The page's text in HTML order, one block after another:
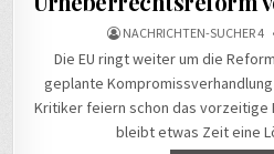
NACHRICHTEN-SUCHER 4
Die EU ringt weiter um die
geplante
Kritiker feiern schon das vorzeitige
bleibt etwas Zeit eine